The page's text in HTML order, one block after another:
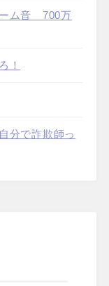
ーム音 700万
！
分で詐欺師っ